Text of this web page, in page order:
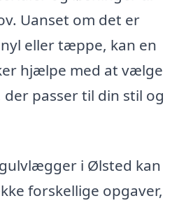
Uanset om det er
eller tæppe, kan en
hjælpe med at vælge
passer til din stil og
i Ølsted kan
forskellige opgaver,